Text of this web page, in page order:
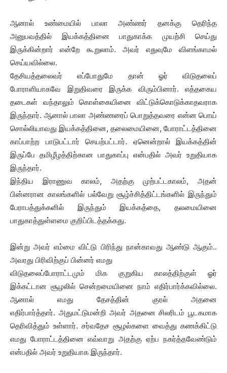
ஆனால் உண்மையில் பாலா அண்ணர் தனக்கு தெரிந்த
அனுபவத்தில் இயக்கத்தினை பாதுகாக்க முயற்சி செய்து
இருக்கின்றார் என்றே கூறுலாம். அவர் எதுவுமே விளங்காமல்
செய்யவில்லை.
தேசியத்தலைவர் எப்போதுமே தான் ஓர் விடுதலைப்
போராளியாகவே இறுதிவரை இருக்க விரும்பினார். எத்தகைய
தடைகள் வந்தாலும் கொள்கையினை விட்டுக்கொடுக்காதவராக
இருந்தார். ஆனால் பாலா அண்ணரைப் பொறுத்தவரை என்ன பொய்
சொல்லியாவது இயக்கத்தினை, தலைமையினை, போராட்டத்தினை
காப்பாற்ற பாடுபட்டார் செயற்பட்டார். ஏனென்றால் இயக்கத்தின்
இருப்பே தமிழீழத்திற்கான பாதுகாப்பு என்பதில் அவர் உறுதியாக
இருந்தார்.
இந்திய இராணுவ காலம், அதற்கு முற்பட்டகாலம், அதன்
பின்னரான காலங்களில் பல்வேறு சூழ்ச்சித்திட்டங்களில் இருந்தும்
பேராபத்துக்களில் இருந்தும் இயக்கத்தை, தலமையினை
பாதுகாத்துள்ளமை குறிப்பிடத்தக்கது.
இன்று அவர் எம்மை விட்டு பிரிந்து நான்காவது ஆண்டு ஆகும்..
அவரது பிரிவிற்குப் பின்னர் எமது
விடுதலைப்போராட்டமும் மிக குறுகிய காலத்திற்குள் ஓர்
இக்கட்டான சூழலில் சென்றமையினை நாம் எதிர்பார்க்கவில்லை.
ஆனால் எமது தேசத்தின் குரல் அதனை
எதிர்பார்த்தார். அதுமட்டுமன்றி அவர் அதனை சிலரிடம் பூடகமாக
தெரிவித்தும் உள்ளார். சர்வதேச சூழல்களை வைத்து கணக்கிட்டு
எமது போராட்டத்தினை எவ்வாறு அதற்கு ஏற்ப நகர்த்தவேண்டும்
என்பதில் அவர் உறுதியாக இருந்தார்.